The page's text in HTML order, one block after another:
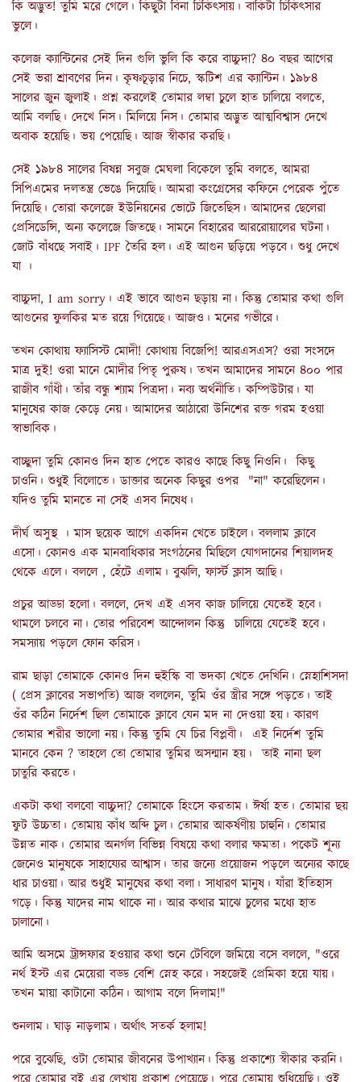
কি অদ্ভুত! তুমি মরে গেলে। কিছুটা বিনা চিকিৎসায়। বাকিটা চিকিৎসার
ভুলে।
কলেজ ক্যান্টিনের সেই দিন গুলি ভুলি কি করে বাচ্চুদা? ৪০ বছর আগের
সেই ভরা শ্রাবণের দিন। কৃষ্ণচূড়ার নিচে, স্কটিশ এর ক্যান্টিন। ১৯৮৪
সালের জুন জুলাই। প্রশ্ন করলেই তোমার লম্বা চুলে হাত চালিয়ে বলতে,
আমি বলছি। দেখে নিস। মিলিয়ে নিস। তোমার অদ্ভুত আত্মবিশ্বাস দেখে
অবাক হয়েছি। ভয় পেয়েছি। আজ স্বীকার করছি।
সেই ১৯৮৪ সালের বিষন্ন সবুজ মেঘলা বিকেলে তুমি বলতে, আমরা
সিপিএমের দলতন্ত্র ভেঙে দিয়েছি। আমরা কংগ্রেসের কফিনে পেরেক পুঁতে
দিয়েছি। তোরা কলেজে ইউনিয়নের ভোটে জিতেছিস। আমাদের ছেলেরা
প্রেসিডেন্সি, অন্য কলেজে জিতছে। সামনে বিহারের আররোয়ালের ঘটনা।
জোট বাঁধছে সবাই। IPF তৈরি হল। এই আগুন ছড়িয়ে পড়বে। শুধু দেখে
যা ।
বাচ্চুদা, I am sorry। এই ভাবে আগুন ছড়ায় না। কিন্তু তোমার কথা গুলি
আগুনের ফুলকির মত রয়ে গিয়েছে। আজও। মনের গভীরে।
তখন কোথায় ফ্যাসিস্ট মোদী! কোথায় বিজেপি! আরএসএস? ওরা সংসদে
মাত্র দুই! ওরা মানে মোদীর পিতৃ পুরুষ। তখন আমাদের সামনে ৪০০ পার
রাজীব গাঁধী। তাঁর বন্ধু শ্যাম পিত্রদা। নব্য অর্থনীতি। কম্পিউটার। যা
মানুষের কাজ কেড়ে নেয়। আমাদের আঠারো উনিশের রক্ত গরম হওয়া
স্বাভাবিক।
বাচ্ছুদা তুমি কোনও দিন হাত পেতে কারও কাছে কিছু নিওনি। কিছু
চাওনি। শুধুই বিলোতে। ডাক্তার অনেক কিছুর ওপর "না" করেছিলেন।
যদিও তুমি মানতে না সেই এসব নিষেধ।
দীর্ঘ অসুস্থ । মাস ছয়েক আগে একদিন খেতে চাইলে। বললাম ক্লাবে
এসো। কোনও এক মানবাধিকার সংগঠনের মিছিলে যোগদানের শিয়ালদহ
থেকে এলে। বললে , হেঁটে এলাম। বুঝলি, ফার্স্ট ক্লাস আছি।
প্রচুর আড্ডা হলো। বললে, দেখ এই এসব কাজ চালিয়ে যেতেই হবে।
থামলে চলবে না। তোর পরিবেশ আন্দোলন কিন্তু চালিয়ে যেতেই হবে।
সমস্যায় পড়লে ফোন করিস।
রাম ছাড়া তোমাকে কোনও দিন হুইস্কি বা ভদকা খেতে দেখিনি। স্নেহাশিসদা
( প্রেস ক্লাবের সভাপতি) আজ বললেন, তুমি ওঁর স্ত্রীর সঙ্গে পড়তে। তাই
ওঁর কঠিন নির্দেশ ছিল তোমাকে ক্লাবে যেন মদ না দেওয়া হয়। কারণ
তোমার শরীর ভালো নয়। কিন্তু তুমি যে চির বিপ্লবী। এই নির্দেশ তুমি
মানবে কেন ? তাহলে তো তোমার তুমির অসন্মান হয়। তাই নানা ছল
চাতুরি করতে।
একটা কথা বলবো বাচ্চুদা? তোমাকে হিংসে করতাম। ঈর্ষা হত। তোমার ছয়
ফুট উচ্চতা। তোমায় কাঁধ অব্দি চুল। তোমার আকর্ষণীয় চাহুনি। তোমার
উন্নত নাক। তোমার অনর্গল বিভিন্ন বিষয়ে কথা বলার ক্ষমতা। পকেট শূন্য
জেনেও মানুষকে সাহায্যের আশ্বাস। তার জন্যে প্রয়োজন পড়লে অন্যের কাছে
ধার চাওয়া। আর শুধুই মানুষের কথা বলা। সাধারণ মানুষ। যাঁরা ইতিহাস
গড়ে। কিন্তু যাদের নাম থাকে না। আর কথার মাঝে চুলের মধ্যে হাত
চালানো।
আমি অসমে ট্রান্সফার হওয়ার কথা শুনে টেবিলে জমিয়ে বসে বললে, "ওরে
নর্থ ইস্ট এর মেয়েরা বড্ড বেশি স্নেহ করে। সহজেই প্রেমিকা হয়ে যায়।
তখন মায়া কাটানো কঠিন। আগাম বলে দিলাম!"
শুনলাম। ঘাড় নাড়লাম। অর্থাৎ সতর্ক হলাম!
পরে বুঝেছি, ওটা তোমার জীবনের উপাখ্যান। কিন্তু প্রকাশ্যে স্বীকার করনি।